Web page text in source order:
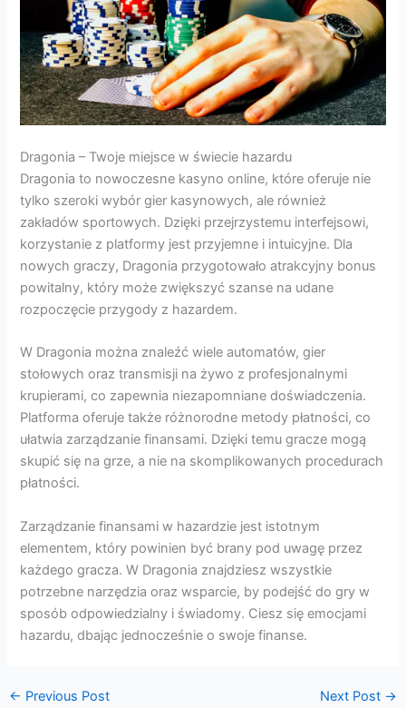
Dragonia – Twoje miejsce w świecie hazardu
Dragonia to nowoczesne kasyno online, które oferuje nie
tylko szeroki wybór gier kasynowych, ale również
zakładów sportowych. Dzięki przejrzystemu interfejsowi,
korzystanie z platformy jest przyjemne i intuicyjne. Dla
nowych graczy, Dragonia przygotowało atrakcyjny bonus
powitalny, który może zwiększyć szanse na udane
rozpoczęcie przygody z hazardem.
W Dragonia można znaleźć wiele automatów, gier
stołowych oraz transmisji na żywo z profesjonalnymi
krupierami, co zapewnia niezapomniane doświadczenia.
Platforma oferuje także różnorodne metody płatności, co
ułatwia zarządzanie finansami. Dzięki temu gracze mogą
skupić się na grze, a nie na skomplikowanych procedurach
płatności.
Zarządzanie finansami w hazardzie jest istotnym
elementem, który powinien być brany pod uwagę przez
każdego gracza. W Dragonia znajdziesz wszystkie
potrzebne narzędzia oraz wsparcie, by podejść do gry w
sposób odpowiedzialny i świadomy. Ciesz się emocjami
hazardu, dbając jednocześnie o swoje finanse.
← Previous Post Next Post →